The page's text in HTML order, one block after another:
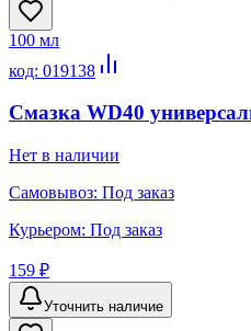
100 мл
код: 019138
Смазка WD40
Нет в наличии
Самовывоз: Под заказ
Курьером: Под заказ
159 ₽
Уточнить наличие